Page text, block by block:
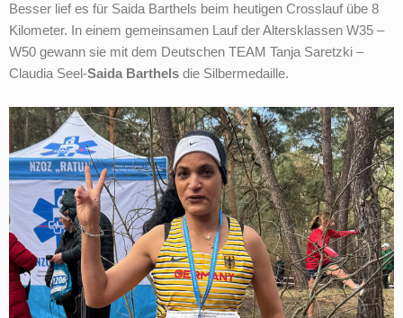
Besser lief es für Saida Barthels beim heutigen Crosslauf übe 8
Kilometer. In einem gemeinsamen Lauf der Altersklassen W35 –
W50 gewann sie mit dem Deutschen TEAM Tanja Saretzki –
Claudia Seel-Saida Barthels die Silbermedaille.